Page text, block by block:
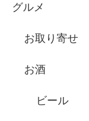
グルメ
お取り寄せ
お酒
ビール